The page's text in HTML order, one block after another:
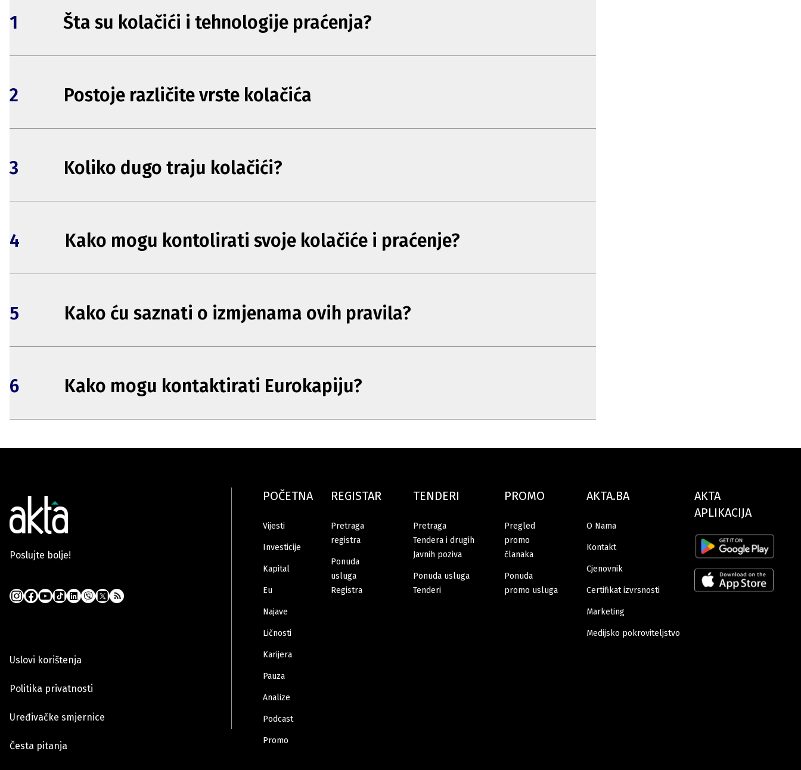
1 Šta su kolačići i tehnologije praćenja?
2 Postoje različite vrste kolačića
3 Koliko dugo traju kolačići?
4 Kako mogu kontolirati svoje kolačiće i praćenje?
5 Kako ću saznati o izmjenama ovih pravila?
6 Kako mogu kontaktirati Eurokapiju?
Poslujte bolje!
Uslovi korištenja
Politika privatnosti
Uređivačke smjernice
Česta pitanja
POČETNA
Vijesti
Investicije
Kapital
Eu
Najave
Ličnosti
Karijera
Pauza
Analize
Podcast
Promo
REGISTAR
Pretraga
registra
Ponuda
usluga
Registra
TENDERI
Pretraga
Tendera i drugih
Javnih poziva
Ponuda usluga
Tenderi
PROMO
Pregled
promo
članaka
Ponuda
promo usluga
AKTA.BA
O Nama
Kontakt
Cjenovnik
Certifikat izvrsnosti
Marketing
Medijsko pokroviteljstvo
AKTA
APLIKACIJA